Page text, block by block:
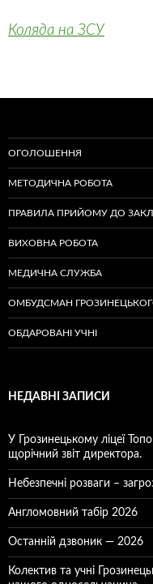
Коляда на ЗСУ
ОГОЛОШЕННЯ
МЕТОДИЧНА РОБОТА
ПРАВИЛА ПРИЙОМУ ДО
ВИХОВНА РОБОТА
МЕДИЧНА СЛУЖБА
ОМБУДСМАН
ОБДАРОВАНІ УЧНІ
НЕДАВНІ ЗАПИСИ
У Грозинецькому ліцеї
щорічний звіт директора.
Небезпечні розваги –
Англомовний табір 2026
Останній дзвоник — 2026
Колектив та учні